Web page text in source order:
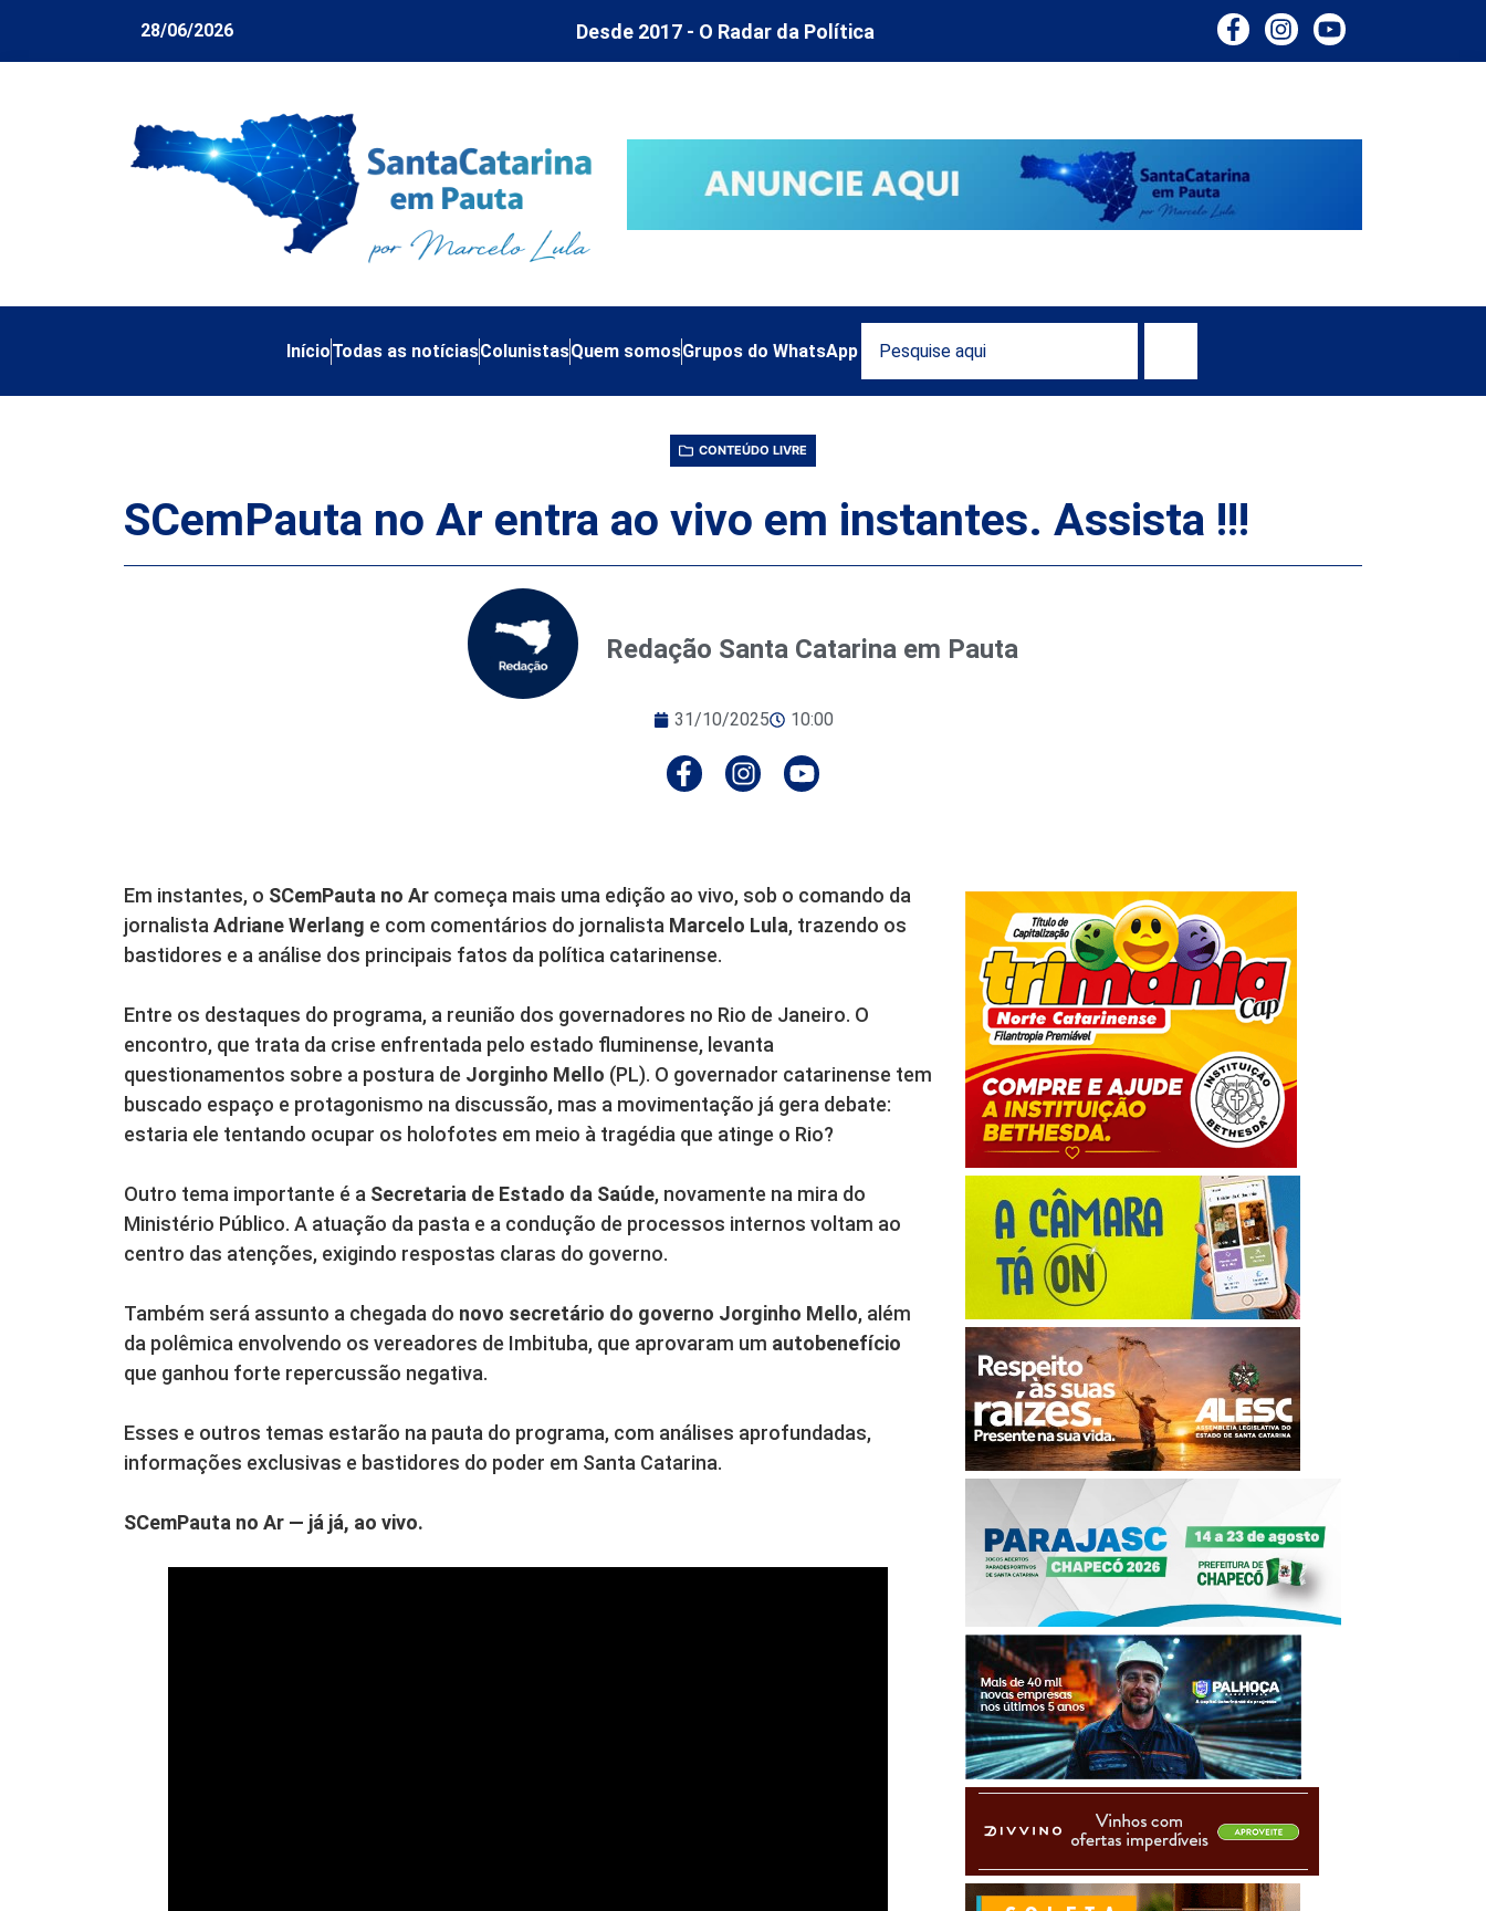
28/06/2026 Desde 2017 - O Radar da Política
InícioTodas as notíciasColunistasQuem somosGrupos do WhatsApp
CONTEÚDO LIVRE
SCemPauta no Ar entra ao vivo em instantes. Assista !!!
Redação Santa Catarina em Pauta
31/10/2025 10:00
Em instantes, o SCemPauta no Ar começa mais uma edição ao vivo, sob o comando da
jornalista Adriane Werlang e com comentários do jornalista Marcelo Lula, trazendo os
bastidores e a análise dos principais fatos da política catarinense.
Entre os destaques do programa, a reunião dos governadores no Rio de Janeiro. O
encontro, que trata da crise enfrentada pelo estado fluminense, levanta
questionamentos sobre a postura de Jorginho Mello (PL). O governador catarinense tem
buscado espaço e protagonismo na discussão, mas a movimentação já gera debate:
estaria ele tentando ocupar os holofotes em meio à tragédia que atinge o Rio?
Outro tema importante é a Secretaria de Estado da Saúde, novamente na mira do
Ministério Público. A atuação da pasta e a condução de processos internos voltam ao
centro das atenções, exigindo respostas claras do governo.
Também será assunto a chegada do novo secretário do governo Jorginho Mello, além
da polêmica envolvendo os vereadores de Imbituba, que aprovaram um autobenefício
que ganhou forte repercussão negativa.
Esses e outros temas estarão na pauta do programa, com análises aprofundadas,
informações exclusivas e bastidores do poder em Santa Catarina.
SCemPauta no Ar — já já, ao vivo.